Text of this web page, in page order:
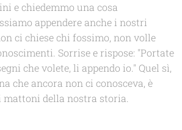
e chiedemmo una cosa
appendere anche i nostri
ci chiese chi fossimo, non volle
Sorrise e rispose: "Portate
che volete, li appendo io." Quel sì,
che ancora non ci conosceva, è
della nostra storia.